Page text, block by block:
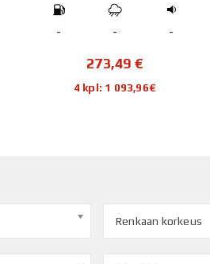
- - -
273,49 €
4 kpl: 1 093,96€
Renkaan korkeus